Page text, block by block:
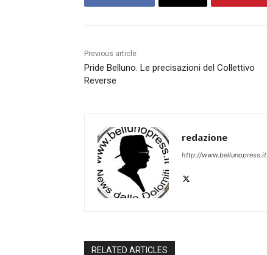
Previous article
Pride Belluno. Le precisazioni del Collettivo
Reverse
redazione
http://www.bellunopress.it
RELATED ARTICLES